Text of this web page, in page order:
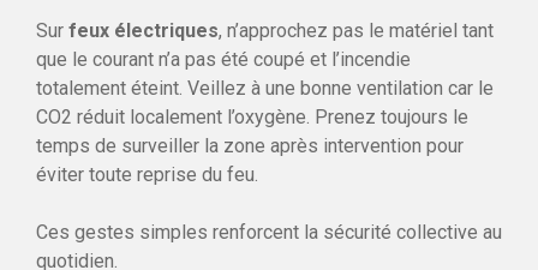
Sur feux électriques, n’approchez pas le matériel tant
que le courant n’a pas été coupé et l’incendie
totalement éteint. Veillez à une bonne ventilation car le
CO2 réduit localement l’oxygène. Prenez toujours le
temps de surveiller la zone après intervention pour
éviter toute reprise du feu.
Ces gestes simples renforcent la sécurité collective au
quotidien.